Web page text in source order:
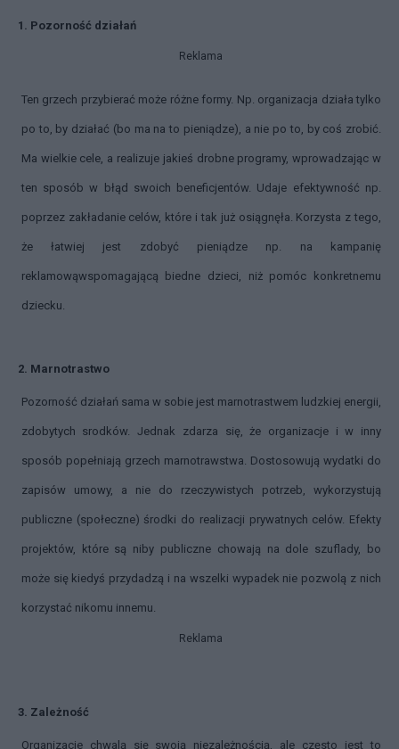
1. Pozorność działań
Reklama
Ten grzech przybierać może różne formy. Np. organizacja działa tylko
po to, by działać (bo ma na to pieniądze), a nie po to, by coś zrobić.
Ma wielkie cele, a realizuje jakieś drobne programy, wprowadzając w
ten sposób w błąd swoich beneficjentów. Udaje efektywność np.
poprzez zakładanie celów, które i tak już osiągnęła. Korzysta z tego,
że łatwiej jest zdobyć pieniądze np. na kampanię
reklamowąwspomagającą biedne dzieci, niż pomóc konkretnemu
dziecku.
2. Marnotrastwo
Pozorność działań sama w sobie jest marnotrastwem ludzkiej energii,
zdobytych srodków. Jednak zdarza się, że organizacje i w inny
sposób popełniają grzech marnotrawstwa. Dostosowują wydatki do
zapisów umowy, a nie do rzeczywistych potrzeb, wykorzystują
publiczne (społeczne) środki do realizacji prywatnych celów. Efekty
projektów, które są niby publiczne chowają na dole szuflady, bo
może się kiedyś przydadzą i na wszelki wypadek nie pozwolą z nich
korzystać nikomu innemu.
Reklama
3. Zależność
Organizacje chwalą się swoją niezależnością, ale często jest to